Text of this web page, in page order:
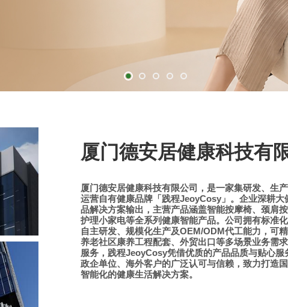
厦门德安居健康科技有
厦门德安居健康科技有限公司，是一家集研发、生
运营自有健康品牌「践程JeoyCosy 」。企业深耕
品解决方案输出，主营产品涵盖智能按摩椅、颈肩
护理小家电等全系列健康智能产品。公司拥有标准
自主研发、规模化生产及OEM/ODM代工能力，可
养老社区康养工程配套、外贸出口等多场景业务需
服务，践程JeoyCosy凭借优质的产品品质与贴心服
政企单位、海外客户的广泛认可与信赖，致力打造
智能化的健康生活解决方案。